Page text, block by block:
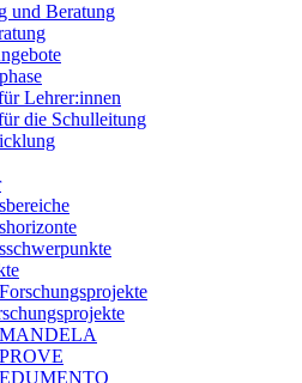
und Beratung
Lehrer:innen
die Schulleitung
MANDELA